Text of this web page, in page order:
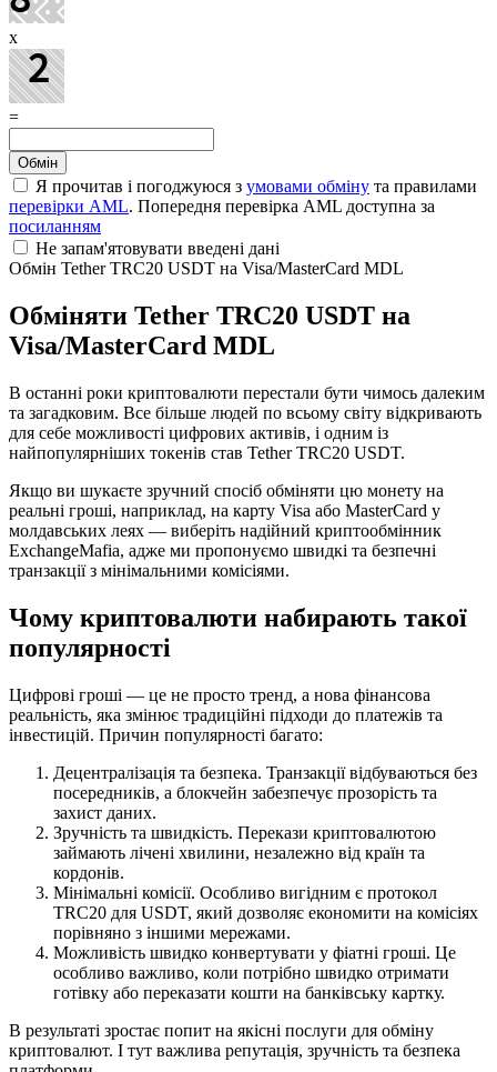
x
=
Я прочитав і погоджуюся з умовами обміну та правилами
перевірки AML. Попередня перевірка AML доступна за
посиланням
Не запам'ятовувати введені дані
Обмін Tether TRC20 USDT на Visa/MasterCard MDL
Обміняти Tether TRC20 USDT на
Visa/MasterCard MDL
В останні роки криптовалюти перестали бути чимось далеким
та загадковим. Все більше людей по всьому світу відкривають
для себе можливості цифрових активів, і одним із
найпопулярніших токенів став Tether TRC20 USDT.
Якщо ви шукаєте зручний спосіб обміняти цю монету на
реальні гроші, наприклад, на карту Visa або MasterCard у
молдавських леях — виберіть надійний криптообмінник
ExchangeMafia, адже ми пропонуємо швидкі та безпечні
транзакції з мінімальними комісіями.
Чому криптовалюти набирають такої
популярності
Цифрові гроші — це не просто тренд, а нова фінансова
реальність, яка змінює традиційні підходи до платежів та
інвестицій. Причин популярності багато:
Децентралізація та безпека. Транзакції відбуваються без
посередників, а блокчейн забезпечує прозорість та
захист даних.
Зручність та швидкість. Перекази криптовалютою
займають лічені хвилини, незалежно від країн та
кордонів.
Мінімальні комісії. Особливо вигідним є протокол
TRC20 для USDT, який дозволяє економити на комісіях
порівняно з іншими мережами.
Можливість швидко конвертувати у фіатні гроші. Це
особливо важливо, коли потрібно швидко отримати
готівку або переказати кошти на банківську картку.
В результаті зростає попит на якісні послуги для обміну
криптовалют. І тут важлива репутація, зручність та безпека